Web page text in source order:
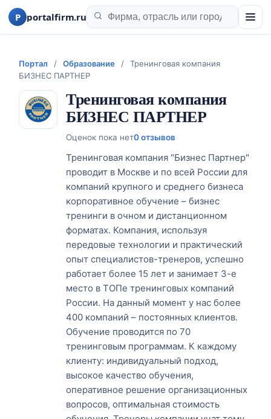
P portalfirm.ru
Портал / Образование /
Тренинговая компания
БИЗНЕС ПАРТНЕР
Тренинговая компания
БИЗНЕС ПАРТНЕР
Оценок пока нет0 отзывов
Тренинговая компания "Бизнес Партнер"
проводит в Москве и по всей России для
компаний крупного и среднего бизнеса
корпоративное обучение – бизнес
тренинги в очном и дистанционном
форматах. Компания, используя
передовые технологии и практический
опыт специалистов-тренеров, успешно
работает более 15 лет и занимает 3-е
место в ТОПе тренинговых компаний
России. На данный момент у нас более
400 компаний – постоянных клиентов.
Обучение проводится по 70
тренинговым программам. К каждому
клиенту: индивидуальный подход,
высокое качество обучения,
оперативное решение организационных
вопросов, оптимальная стоимость